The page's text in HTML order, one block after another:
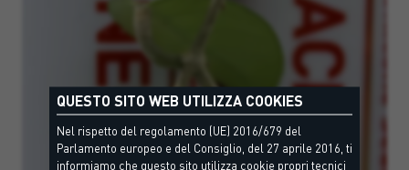
QUESTO SITO WEB UTILIZZA COOKIES
Nel rispetto del regolamento (UE) 2016/679 del
Parlamento europeo e del Consiglio, del 27 aprile 2016, ti
informiamo che questo sito utilizza cookie propri tecnici